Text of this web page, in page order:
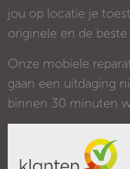
jou op locatie je
originele en de
Onze mobiele
gaan een uitdaging
binnen 30 minuten